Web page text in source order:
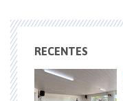
RECENTES